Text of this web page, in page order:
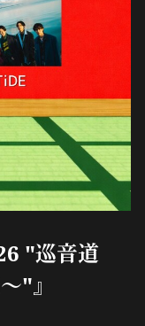
"巡音道
"』